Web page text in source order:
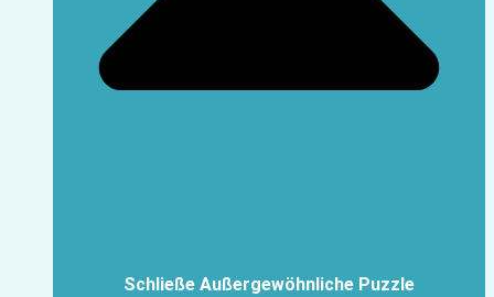
Schließe Außergewöhnliche Puzzle